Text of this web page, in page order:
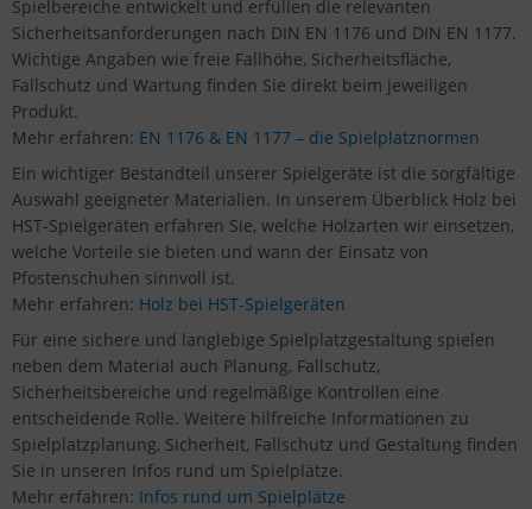
Spielbereiche entwickelt und erfüllen die relevanten
Sicherheitsanforderungen nach DIN EN 1176 und DIN EN 1177.
Wichtige Angaben wie freie Fallhöhe, Sicherheitsfläche,
Fallschutz und Wartung finden Sie direkt beim jeweiligen
Produkt.
Mehr erfahren: EN 1176 & EN 1177 – die Spielplatznormen
Ein wichtiger Bestandteil unserer Spielgeräte ist die sorgfältige
Auswahl geeigneter Materialien. In unserem Überblick Holz bei
HST-Spielgeräten erfahren Sie, welche Holzarten wir einsetzen,
welche Vorteile sie bieten und wann der Einsatz von
Pfostenschuhen sinnvoll ist.
Mehr erfahren: Holz bei HST-Spielgeräten
Für eine sichere und langlebige Spielplatzgestaltung spielen
neben dem Material auch Planung, Fallschutz,
Sicherheitsbereiche und regelmäßige Kontrollen eine
entscheidende Rolle. Weitere hilfreiche Informationen zu
Spielplatzplanung, Sicherheit, Fallschutz und Gestaltung finden
Sie in unseren Infos rund um Spielplätze.
Mehr erfahren: Infos rund um Spielplätze